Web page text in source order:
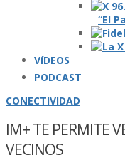
“El
VíDEOS
PODCAST
CONECTIVIDAD
IM+ TE PERMITE
VECINOS